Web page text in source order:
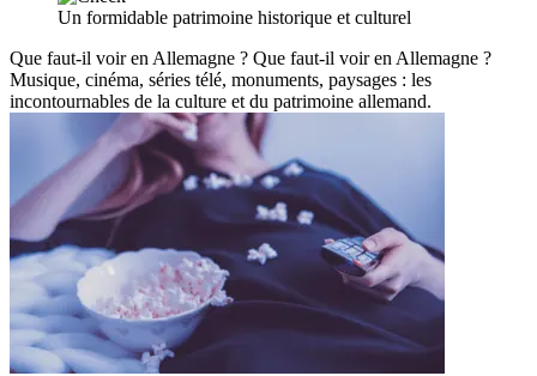
Un formidable patrimoine historique et culturel
Que faut-il voir en Allemagne ? Que faut-il voir en Allemagne ?
Musique, cinéma, séries télé, monuments, paysages : les
incontournables de la culture et du patrimoine allemand.